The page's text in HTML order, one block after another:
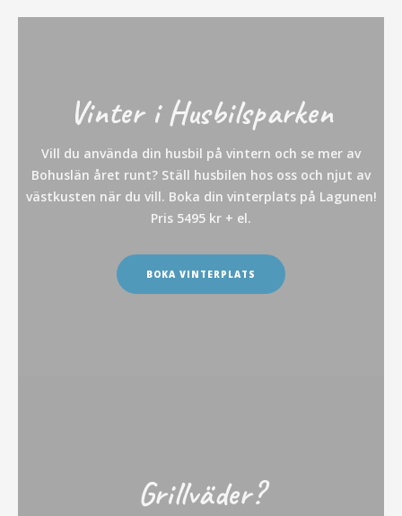
Vinter i Husbilsparken
Vill du använda din husbil på vintern och se mer av
Bohuslän året runt? Ställ husbilen hos oss och njut av
västkusten när du vill. Boka din vinterplats på Lagunen!
Pris 5495 kr + el.
BOKA VINTERPLATS
Grillväder?